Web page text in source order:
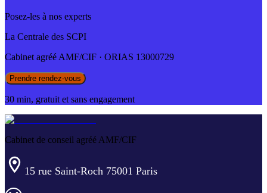
Posez-les à nos experts
La Centrale des SCPI
Cabinet agréé AMF/CIF · ORIAS 13000729
Prendre rendez-vous
30 min, gratuit et sans engagement
Cabinet de conseil agréé AMF/CIF
15 rue Saint-Roch 75001 Paris